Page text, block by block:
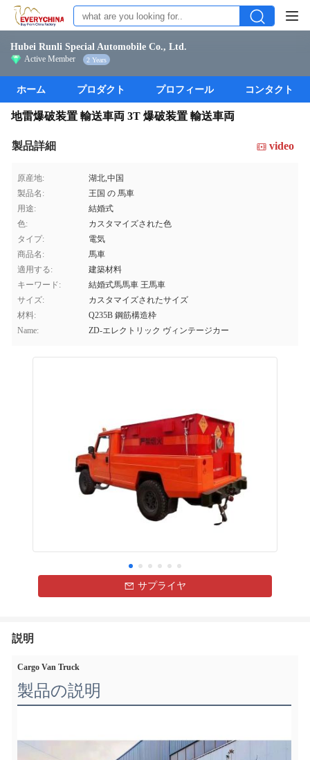
Hubei Runli Special Automobile Co., Ltd.
Active Member 2 Years
ホーム プロダクト プロフィール コンタクト
地雷爆破装置 輸送車両 3T 爆破装置 輸送車両
製品詳細 video
原産地:
湖北,中国
製品名:
王国 の 馬車
用途:
結婚式
色:
カスタマイズされた色
タイプ:
電気
商品名:
馬車
適用する:
建築材料
キーワード:
結婚式馬馬車 王馬車
サイズ:
カスタマイズされたサイズ
材料:
Q235B 鋼筋構造枠
Name:
ZD-エレクトリック ヴィンテージカー
サプライヤ
説明
Cargo Van Truck
製品の説明